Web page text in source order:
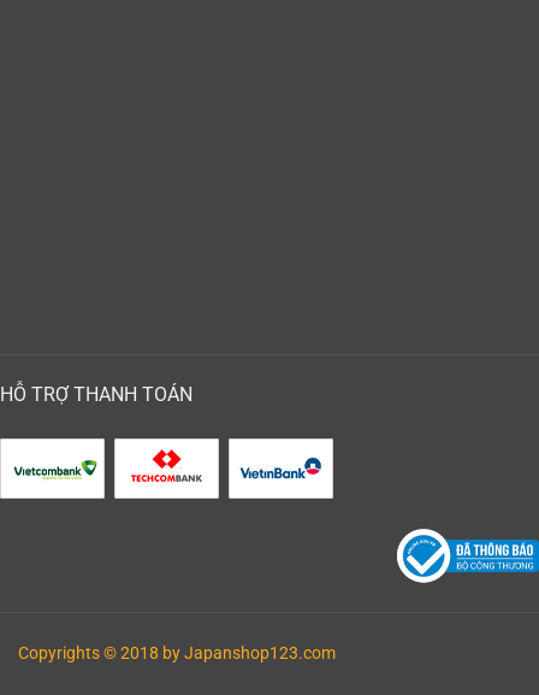
HỖ TRỢ THANH TOÁN
Copyrights © 2018 by Japanshop123.com